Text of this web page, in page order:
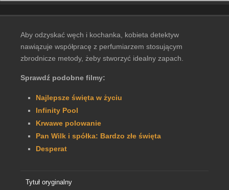
Aby odzyskać węch i kochanka, kobieta detektyw
nawiązuje współpracę z perfumiarzem stosującym
zbrodnicze metody, żeby stworzyć idealny zapach.
Sprawdź podobne filmy:
Najlepsze święta w życiu
Infinity Pool
Krwawe polowanie
Pan Wilk i spółka: Bardzo złe święta
Desperat
Tytuł oryginalny